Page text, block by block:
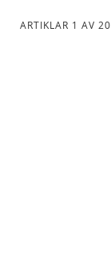
ARTIKLAR 1 AV 20